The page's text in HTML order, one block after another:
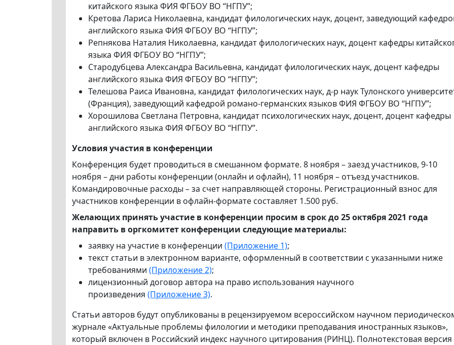
китайского языка ФИЯ ФГБОУ ВО “НГПУ”;
Кретова Лариса Николаевна, кандидат филологических наук, доцент, заведующий
английского языка ФИЯ ФГБОУ ВО “НГПУ”;
Репнякова Наталия Николаевна, кандидат филологических наук, доцент кафедры
языка ФИЯ ФГБОУ ВО “НГПУ”;
Стародубцева Александра Васильевна, кандидат филологических наук, доцент кафедры
английского языка ФИЯ ФГБОУ ВО “НГПУ”;
Телешова Раиса Ивановна, кандидат филологических наук, д-р наук Тулонского
(Франция), заведующий кафедрой романо-германских языков ФИЯ ФГБОУ ВО “НГПУ”;
Хорошилова Светлана Петровна, кандидат психологических наук, доцент, доцент кафедры
английского языка ФИЯ ФГБОУ ВО “НГПУ”.
Условия участия в конференции
Конференция будет проводиться в смешанном формате. 8 ноября – заезд участников, 9-10
ноября – дни работы конференции (онлайн и офлайн), 11 ноября – отъезд участников.
Командировочные расходы – за счет направляющей стороны. Регистрационный взнос для
участников конференции в офлайн-формате составляет 1.500 руб.
Желающих принять участие в конференции просим в срок до 25 октября 2021 года
направить в оргкомитет конференции следующие материалы:
заявку на участие в конференции (Приложение 1);
текст статьи в электронном варианте, оформленный в соответствии с указанными ниже
требованиями (Приложение 2);
лицензионный договор автора на право использования научного
произведения (Приложение 3).
Статьи авторов будут опубликованы в рецензируемом всероссийском научном
журнале «Актуальные проблемы филологии и методики преподавания иностранных языков»,
который включен в Российский индекс научного цитирования (РИНЦ). Полнотекстовая версия